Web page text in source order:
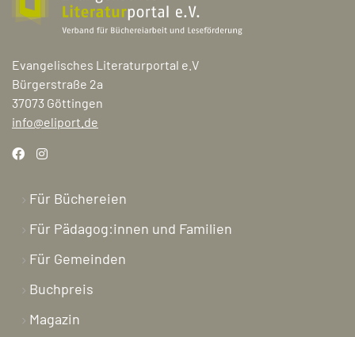
Evangelisches Literaturportal e.V
Bürgerstraße 2a
37073 Göttingen
info@eliport.de
Für Büchereien
Für Pädagog:innen und Familien
Für Gemeinden
Buchpreis
Magazin